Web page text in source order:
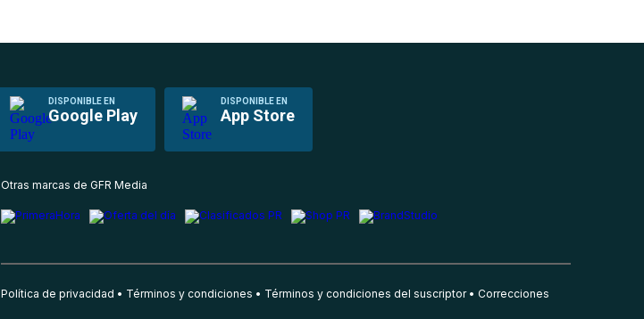
DISPONIBLE EN
Google Play
DISPONIBLE EN
App Store
Otras marcas de GFR Media
Política de privacidad Términos y condiciones Términos y condiciones del suscriptor Correcciones